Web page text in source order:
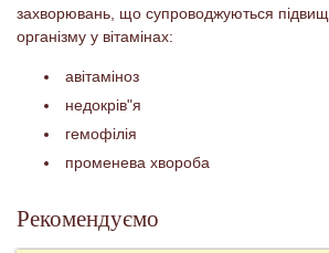
захворювань, що супроводжуються
організму у вітамінах:
авітаміноз
недокрів"я
гемофілія
променева хвороба
Рекомендуємо